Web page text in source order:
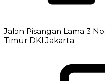
Jalan Pisangan Lama 3
Timur DKI Jakarta